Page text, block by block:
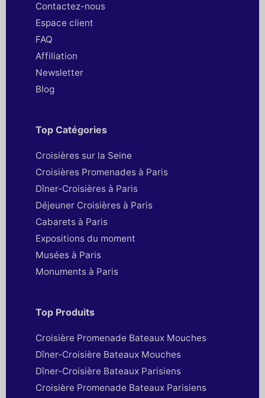
Contactez-nous
Espace client
FAQ
Affiliation
Newsletter
Blog
Top Catégories
Croisières sur la Seine
Croisières Promenades à Paris
Dîner-Croisières à Paris
Déjeuner Croisières à Paris
Cabarets à Paris
Expositions du moment
Musées à Paris
Monuments à Paris
Top Produits
Croisière Promenade Bateaux Mouches
Dîner-Croisière Bateaux Mouches
Dîner-Croisière Bateaux Parisiens
Croisière Promenade Bateaux Parisiens